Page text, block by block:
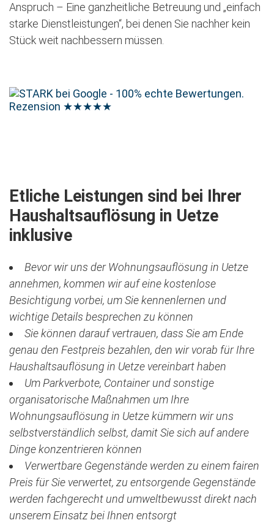
Anspruch – Eine ganzheitliche Betreuung und „einfach
starke Dienstleistungen“, bei denen Sie nachher kein
Stück weit nachbessern müssen.
Rezension ★★★★★
Etliche Leistungen sind bei Ihrer
Haushaltsauflösung in Uetze
inklusive
Bevor wir uns der Wohnungsauflösung in Uetze
annehmen, kommen wir auf eine kostenlose
Besichtigung vorbei, um Sie kennenlernen und
wichtige Details besprechen zu können
Sie können darauf vertrauen, dass Sie am Ende
genau den Festpreis bezahlen, den wir vorab für Ihre
Haushaltsauflösung in Uetze vereinbart haben
Um Parkverbote, Container und sonstige
organisatorische Maßnahmen um Ihre
Wohnungsauflösung in Uetze kümmern wir uns
selbstverständlich selbst, damit Sie sich auf andere
Dinge konzentrieren können
Verwertbare Gegenstände werden zu einem fairen
Preis für Sie verwertet, zu entsorgende Gegenstände
werden fachgerecht und umweltbewusst direkt nach
unserem Einsatz bei Ihnen entsorgt